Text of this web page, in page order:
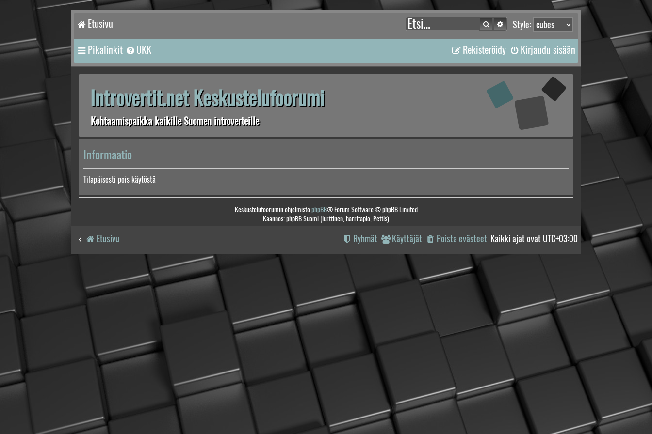
Etusivu Style:
Etsi Tarkennettu haku
Pikalinkit UKK Kirjaudu sisään
Rekisteröidy
Introvertit.net Keskustelufoorumi
Kohtaamispaikka kaikille Suomen introverteille
Informaatio
Tilapäisesti pois käytöstä
Keskustelufoorumin ohjelmistophpBB® Forum Software © phpBB Limited
Käännös: phpBB Suomi (lurttinen, harritapio, Pettis)
Etusivu Kaikki ajat ovat UTC+03:00
Poista evästeet
Käyttäjät
Ryhmät